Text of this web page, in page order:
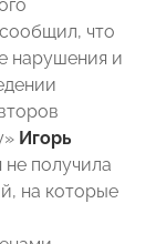
что
нарушения и
Игорь
не получила
на которые